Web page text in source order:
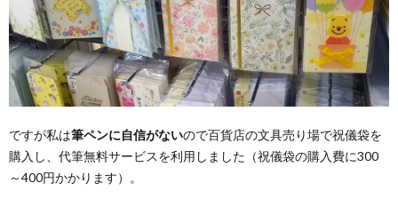
ですが私は筆ペンに自信がないので百貨店の文具売り場で祝儀袋を
購入し、代筆無料サービスを利用しました（祝儀袋の購入費に300
～400円かかります）。